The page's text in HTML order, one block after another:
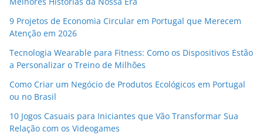
9 Projetos de Economia Circular em Portugal que Merecem
Atenção em 2026
Tecnologia Wearable para Fitness: Como os Dispositivos Estão
a Personalizar o Treino de Milhões
Como Criar um Negócio de Produtos Ecológicos em Portugal
ou no Brasil
10 Jogos Casuais para Iniciantes que Vão Transformar Sua
Relação com os Videogames